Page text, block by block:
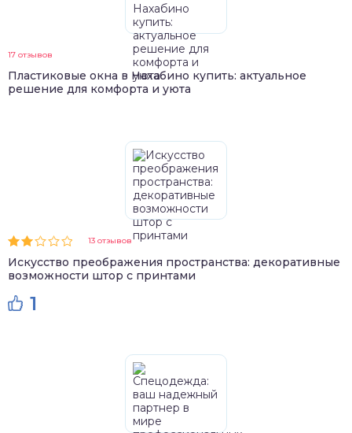
17 отзывов
Пластиковые окна в Нахабино купить: актуальное
решение для комфорта и уюта
13 отзывов
Искусство преображения пространства: декоративные
возможности штор с принтами
1